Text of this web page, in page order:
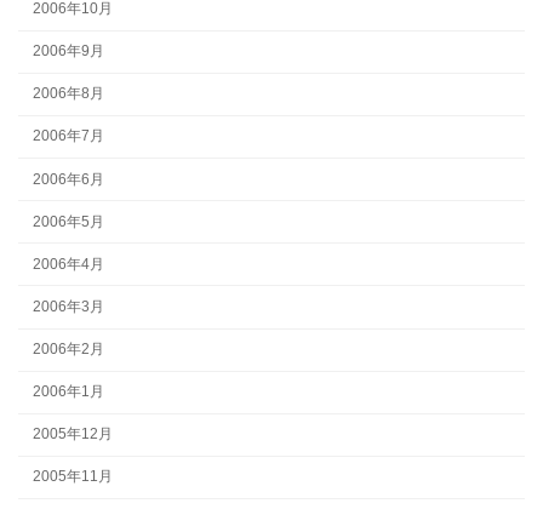
2006年10月
2006年9月
2006年8月
2006年7月
2006年6月
2006年5月
2006年4月
2006年3月
2006年2月
2006年1月
2005年12月
2005年11月